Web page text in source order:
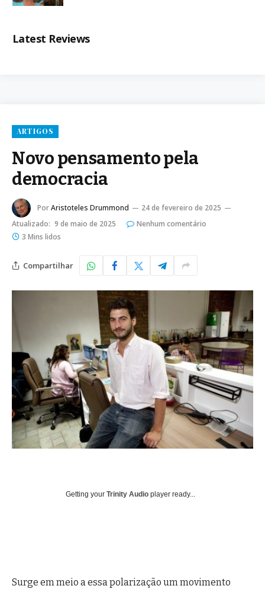
Latest Reviews
ARTIGOS
Novo pensamento pela
democracia
PorAristoteles Drummond
24 de fevereiro de 2025
Atualizado: 9 de maio de 2025
Nenhum comentário
3 Mins lidos
Compartilhar
Getting your Trinity Audio player ready...
Surge em meio a essa polarização um movimento